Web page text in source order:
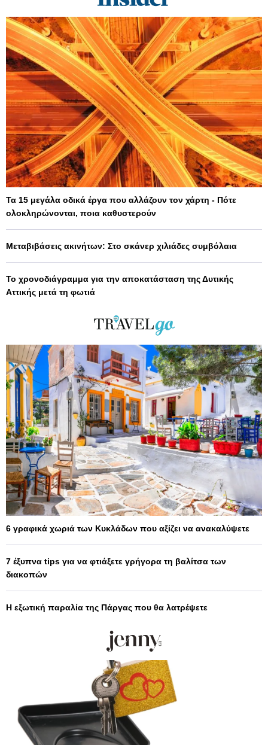
Τα 15 μεγάλα οδικά έργα που αλλάζουν τον χάρτη - Πότε
ολοκληρώνονται, ποια καθυστερούν
Μεταβιβάσεις ακινήτων: Στο σκάνερ χιλιάδες συμβόλαια
Το χρονοδιάγραμμα για την αποκατάσταση της Δυτικής
Αττικής μετά τη φωτιά
6 γραφικά χωριά των Κυκλάδων που αξίζει να ανακαλύψετε
7 έξυπνα tips για να φτιάξετε γρήγορα τη βαλίτσα των
διακοπών
Η εξωτική παραλία της Πάργας που θα λατρέψετε